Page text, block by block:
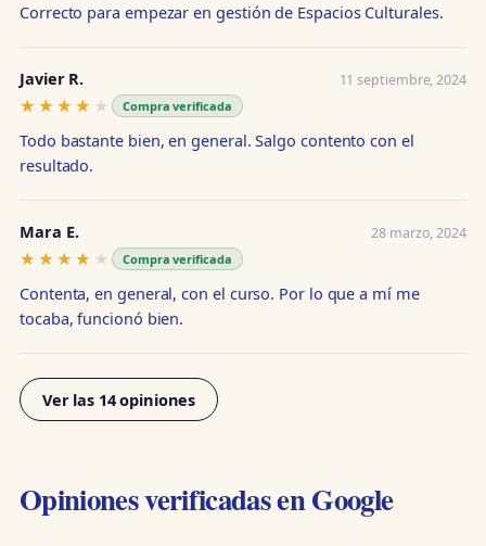
Correcto para empezar en gestión de Espacios Culturales.
Javier R. 11 septiembre, 2024
★★★★★
★★★★★ Compra verificada
Todo bastante bien, en general. Salgo contento con el
resultado.
Mara E. 28 marzo, 2024
★★★★★
★★★★★ Compra verificada
Contenta, en general, con el curso. Por lo que a mí me
tocaba, funcionó bien.
Ver las 14 opiniones
Opiniones verificadas en Google